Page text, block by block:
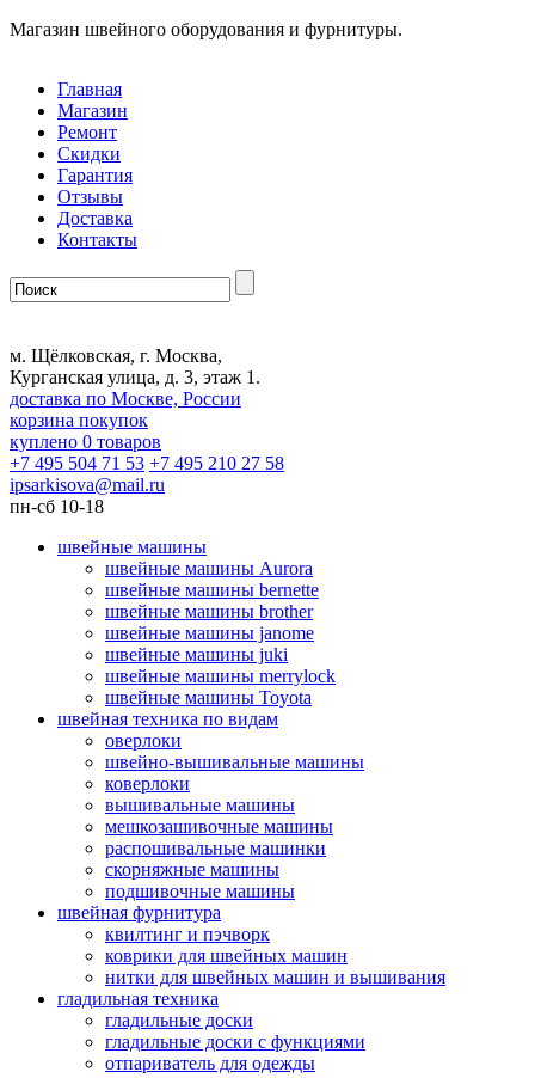
Магазин швейного оборудования и фурнитуры.
Главная
Магазин
Ремонт
Скидки
Гарантия
Отзывы
Доставка
Контакты
м. Щёлковская, г. Москва,
Курганская улица, д. 3, этаж 1.
доставка по Москве, России
корзина покупок
куплено 0 товаров
+7 495 504 71 53 +7 495 210 27 58
ipsarkisova@mail.ru
пн-сб 10-18
швейные машины
швейные машины Aurora
швейные машины bernette
швейные машины brother
швейные машины janome
швейные машины juki
швейные машины merrylock
швейные машины Toyota
швейная техника по видам
оверлоки
швейно-вышивальные машины
коверлоки
вышивальные машины
мешкозашивочные машины
распошивальные машинки
скорняжные машины
подшивочные машины
швейная фурнитура
квилтинг и пэчворк
коврики для швейных машин
нитки для швейных машин и вышивания
гладильная техника
гладильные доски
гладильные доски с функциями
отпариватель для одежды